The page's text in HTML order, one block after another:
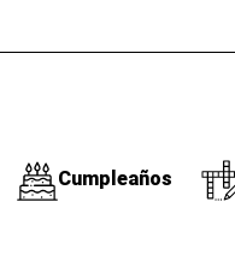
Cumpleaños